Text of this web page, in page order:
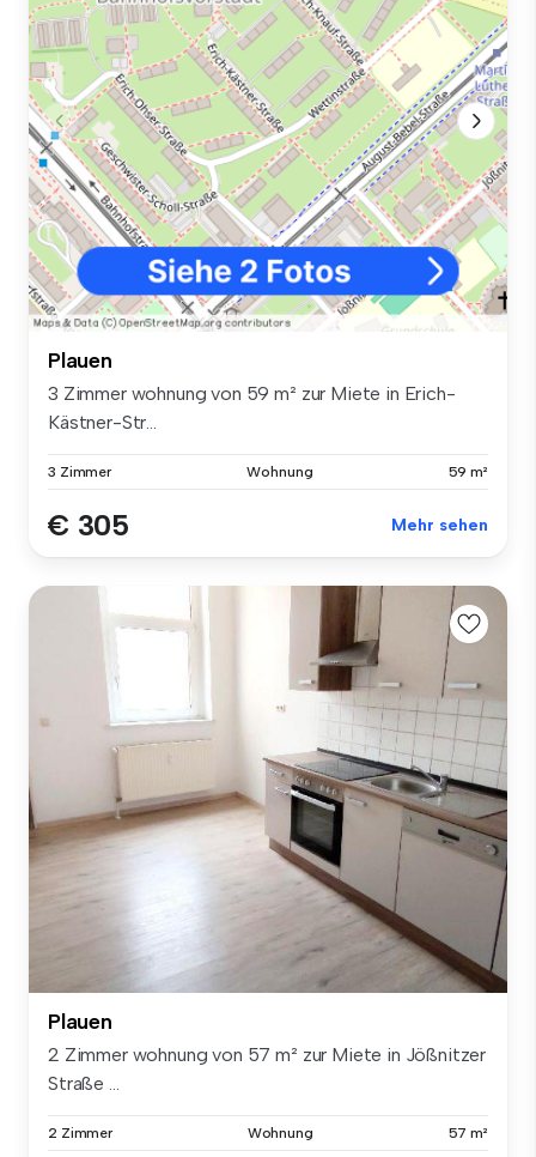
Plauen
3 Zimmer wohnung von 59 m² zur Miete in Erich-
Kästner-Str...
3 Zimmer Wohnung 59 m²
€ 305 Mehr sehen
Plauen
2 Zimmer wohnung von 57 m² zur Miete in Jößnitzer
Straße ...
2 Zimmer Wohnung 57 m²